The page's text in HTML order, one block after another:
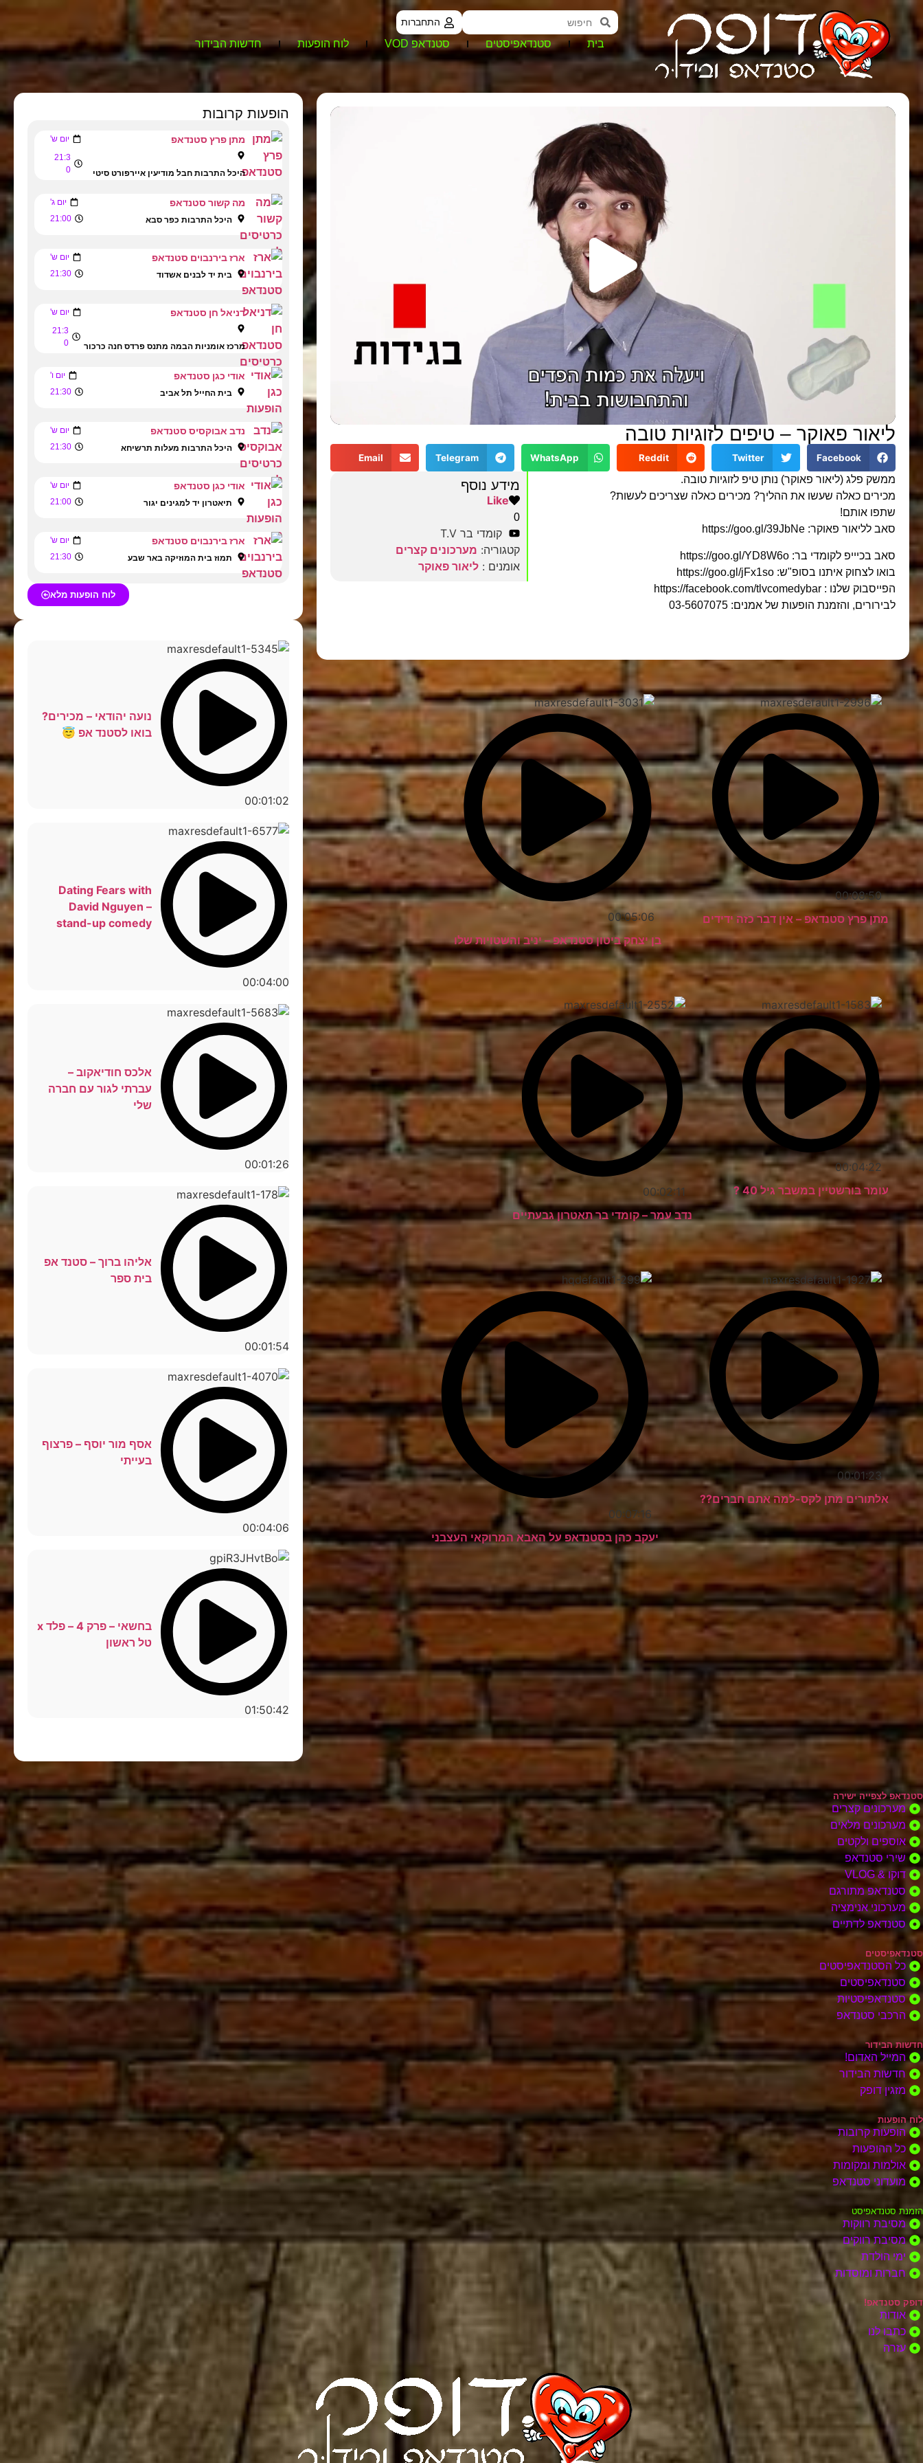
התחברות
בית סטנדאפיסטים סטנדאפ VOD לוח הופעות חדשות הבידור
ליאור פאוקר – טיפים לזוגיות טובה
Facebook
Twitter
Reddit
WhatsApp
Telegram
Email
ממשק פלג (ליאור פאוקר) נותן טיפ לזוגיות טובה.
מכירים כאלה שעשו את ההליך? מכירים כאלה שצריכים לעשות?
שתפו אותם!
סאב לליאור פאוקר: https://goo.gl/39JbNe
סאב בכיייפ לקומדי בר: https://goo.gl/YD8W6o
בואו לצחוק איתנו בסופ"ש: https://goo.gl/jFx1so
הפייסבוק שלנו : https://facebook.com/tlvcomedybar
לבירורים, והזמנת הופעות של אמנים: 03-5607075
מידע נוסף
Like
0
קומדי בר T.V
קטגוריה: מערכונים קצרים
אומנים : ליאור פאוקר
00:08:50
מתן פרץ סטנדאפ – אין דבר כזה ידידים
00:05:06
בן יצחק ביטון סטנדאפ – יניב והשטויות שלו
00:04:22
עומר בורשטיין במשבר גיל 40 ?
00:02:11
נדב עמר – קומדי בר תאטרון גבעתיים
00:01:23
אלתורים מתן לקס-למה אתם חברים??
00:07:16
יעקב כהן בסטנדאפ על האבא המרוקאי העצבני
הופעות קרובות
מתן פרץ סטנדאפ יום ש'
היכל התרבות חבל מודיעין איירפורט סיטי
21:3
0
מה קשור סטנדאפ יום ג'
היכל התרבות כפר סבא 21:00
ארז בירנבוים סטנדאפ יום ש'
בית יד לבנים אשדוד 21:30
דניאל חן סטנדאפ יום ש'
מרכז אומניות הבמה מתנס פרדס חנה כרכור
21:3
0
אודי כגן סטנדאפ יום ו'
בית החייל תל אביב 21:30
נדב אבוקסיס סטנדאפ יום ש'
היכל התרבות מעלות תרשיחא 21:30
אודי כגן סטנדאפ יום ש'
תיאטרון יד למגינים יגור 21:00
ארז בירנבוים סטנדאפ יום ש'
תמוז בית המוזיקה באר שבע 21:30
לוח הופעות מלא
00:01:02
נועה יהודאי – מכירים?
בואו לסטנד אפ 😇
00:04:00
Dating Fears with
David Nguyen –
stand-up comedy
00:01:26
אלכס חודיאקוב –
עברתי לגור עם חברה
שלי
00:01:54
אליהו ברוך – סטנד אפ
בית ספר
00:04:06
אסף מור יוסף – פרצוף
בעייתי
01:50:42
בחשאי – פרק 4 – פלד x
טל ראשון
סטנדאפ לצפייה ישירה
מערכונים קצרים
מערכונים מלאים
אוספים ולקטים
שירי סטנדאפ
דוקו & VLOG
סטנדאפ מתורגם
מערכוני אנימציה
סטנדאפ לדתיים
סטנדאפיסטים
כל הסטנדאפיסטים
סטנדאפיסטים
סטנדאפיסטיות
הרכבי סטנדאפ
חדשות הבידור
המייל האדום!
חדשות הבידור
מזגין דופק
לוח הופעות
הופעות קרובות
כל ההופעות
אולמות ומקומות
מועדוני סטנדאפ
הזמנת סטנדאפיסט
מסיבת רווקות
מסיבת רווקים
ימי הולדת
חברות ומוסדות
דופק סטנדאפ!
אודות
כתבו לנו
עזרה